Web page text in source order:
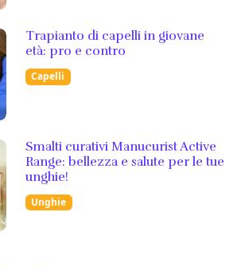
Trapianto di capelli in giovane
età: pro e contro
Capelli
Smalti curativi Manucurist Active
Range: bellezza e salute per le tue
unghie!
Unghie